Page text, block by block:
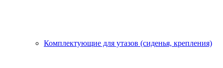
Комплектующие для утазов (сиденья, крепления)